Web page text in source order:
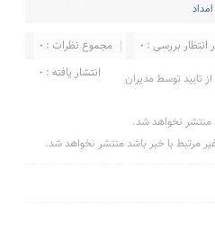
مجموع نظرات : 0
انتظار بررسی : 0
انتشار یافته : 0
تایید توسط مدیران
منتشر نخواهد شد.
مرتبط با خبر باشد منتشر نخواهد شد.